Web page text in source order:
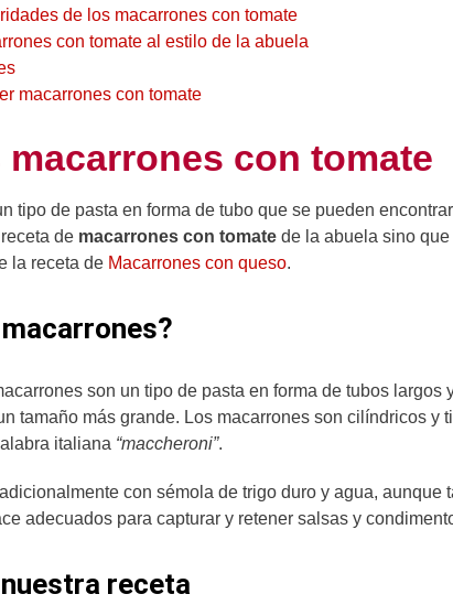
de los macarrones con tomate
con tomate al estilo de la abuela
macarrones con tomate
con tomate
tipo de pasta en forma de tubo que se pueden
de macarrones con tomate de la abuela sino
la receta de Macarrones con queso.
son un tipo de pasta en forma de tubos
tamaño más grande. Los macarrones son cilíndricos y
italiana “maccheroni”.
con sémola de trigo duro y agua,
adecuados para capturar y retener salsas y
receta